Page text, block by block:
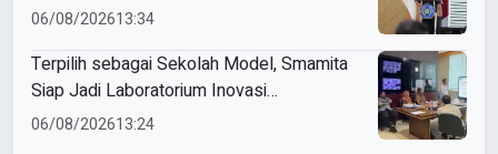
06/08/202613:34
Terpilih sebagai Sekolah Model, Smamita
Siap Jadi Laboratorium Inovasi
Pembelajaran AI
06/08/202613:24